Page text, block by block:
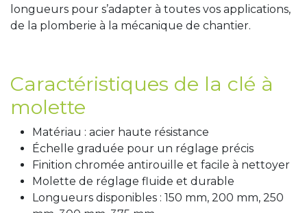
longueurs pour s’adapter à toutes vos applications,
de la plomberie à la mécanique de chantier.
Caractéristiques de la clé à
molette
Matériau : acier haute résistance
Échelle graduée pour un réglage précis
Finition chromée antirouille et facile à nettoyer
Molette de réglage fluide et durable
Longueurs disponibles : 150 mm, 200 mm, 250